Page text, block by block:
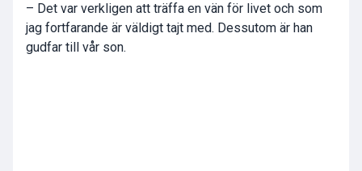
– Det var verkligen att träffa en vän för livet och som
jag fortfarande är väldigt tajt med. Dessutom är han
gudfar till vår son.